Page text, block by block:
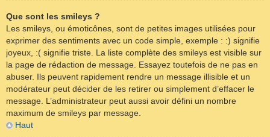
Que sont les smileys ?
Les smileys, ou émoticônes, sont de petites images utilisées pour
exprimer des sentiments avec un code simple, exemple : :) signifie
joyeux, :( signifie triste. La liste complète des smileys est visible sur
la page de rédaction de message. Essayez toutefois de ne pas en
abuser. Ils peuvent rapidement rendre un message illisible et un
modérateur peut décider de les retirer ou simplement d’effacer le
message. L’administrateur peut aussi avoir défini un nombre
maximum de smileys par message.
Haut